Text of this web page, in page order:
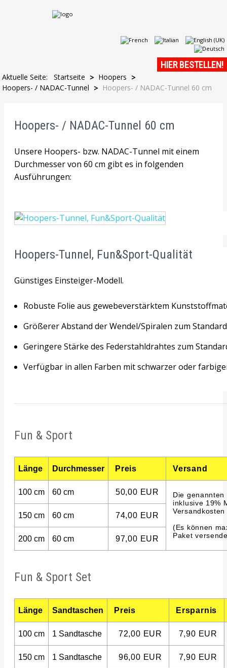
HIER BESTELLEN!
Aktuelle Seite: Startseite > Hoopers >
Hoopers- / NADAC-Tunnel > Hoopers- / NADAC-Tunnel 60 cm
Hoopers- / NADAC-Tunnel 60 cm
Unsere Hoopers- bzw. NADAC-Tunnel mit einem
Durchmesser von 60 cm gibt es in folgenden
Ausführungen:
Hoopers-Tunnel, Fun&Sport-Qualität
Günstiges Einsteiger-Modell.
Robuste Folie aus gewebeverstärktem
Größerer Abstand der Wendel/Spiralen zum
Geringere Stärke des Federstahldrahtes zum
Verfügbar in allen Farben mit schwarzer oder
Fun & Sport
Länge Durchmesser Preis Versand
100 cm 60 cm 50,00 EUR
Die
inklusive 19%
(Es können
Paket
150 cm 60 cm 74,00 EUR
200 cm 60 cm 97,00 EUR
Fun & Sport Set
Länge Sandtaschen Preis Ersparnis
100 cm 1 Sandtasche 72,00 EUR 7,90 EUR
150 cm 1 Sandtasche 96,00 EUR 7,90 EUR